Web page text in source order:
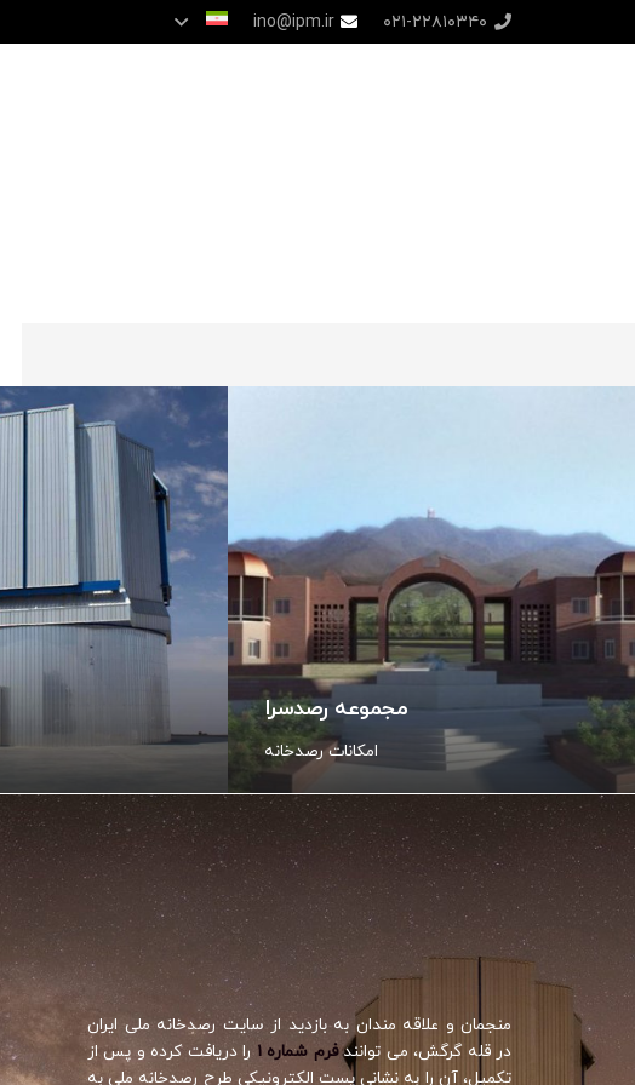
۰۲۱-۲۲۸۱۰۳۴۰ ino@ipm.ir
مجموعه رصدسرا
امکانات رصدخانه
منجمان و علاقه مندان به بازدید از سایت رصدخانه ملی ایران
در قله گرگش، می توانندفرم شماره ۱ را دریافت کرده و پس از
تکمیل، آن را به نشانی پست الکترونیکی طرح رصدخانه ملی به